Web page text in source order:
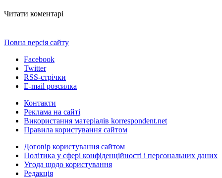
Читати коментарі
Повна версія сайту
Facebook
Twitter
RSS-стрічки
E-mail розсилка
Контакти
Реклама на сайті
Використання матеріалів korrespondent.net
Правила користування сайтом
Договір користування сайтом
Політика у сфері конфіденційності і персональних даних
Угода щодо користування
Редакція